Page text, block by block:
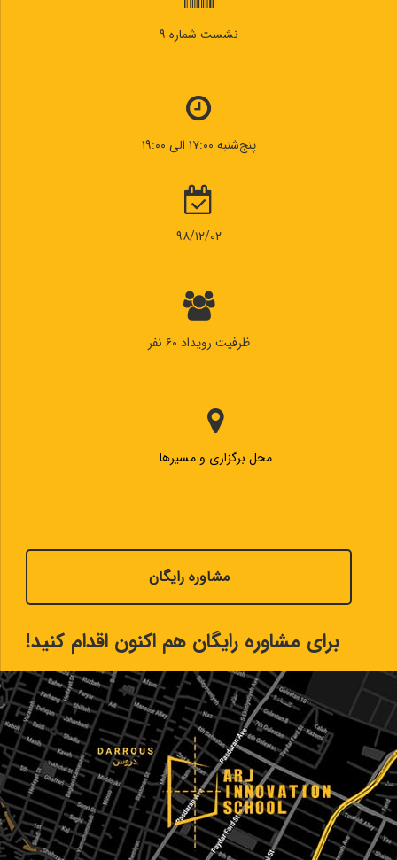
نشست شماره ۹
پنج‌شنبه ۱۷:۰۰ الی ۱۹:۰۰
۹۸/۱۲/۰۲
ظرفیت رویداد ۶۰ نفر
محل برگزاری و مسیرها
مشاوره رایگان
برای مشاوره رایگان هم اکنون اقدام کنید!